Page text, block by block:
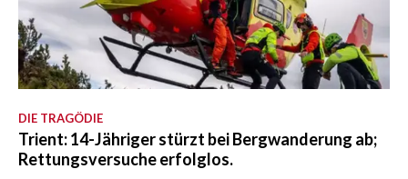
DIE TRAGÖDIE
Trient: 14-Jähriger stürzt bei Bergwanderung ab;
Rettungsversuche erfolglos.